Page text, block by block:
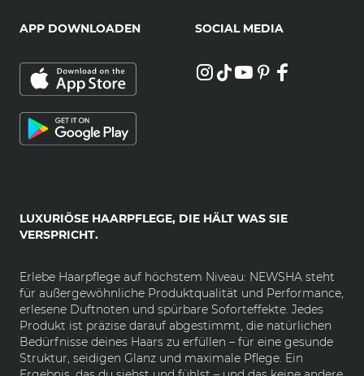
LUXURIÖSE HAARPFLEGE, DIE HÄLT WAS SIE
VERSPRICHT.
Erlebe Haarpflege auf höchstem Niveau: NEWSHA steht
für außergewöhnliche Produktqualität und Performance,
erlesene Duftnoten und spürbare Soforteffekte. Jedes
Produkt ist präzise darauf abgestimmt, die natürlichen
Bedürfnisse deines Haars zu erfüllen – für eine gesunde
Struktur, seidigen Glanz und maximale Pflege. Ein
APP DOWNLOADEN SOCIAL MEDIA